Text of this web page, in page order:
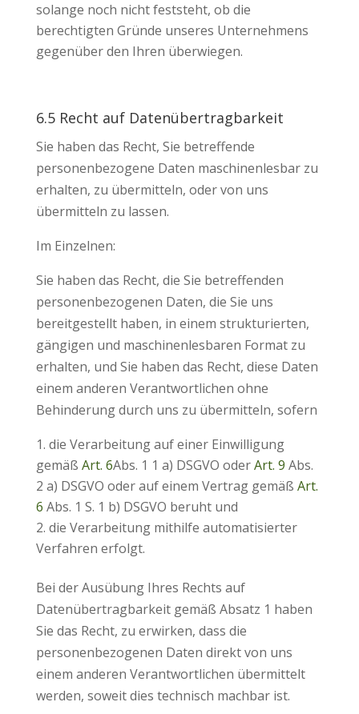
solange noch nicht feststeht, ob die
berechtigten Gründe unseres Unternehmens
gegenüber den Ihren überwiegen.
6.5 Recht auf Datenübertragbarkeit
Sie haben das Recht, Sie betreffende
personenbezogene Daten maschinenlesbar zu
erhalten, zu übermitteln, oder von uns
übermitteln zu lassen.
Im Einzelnen:
Sie haben das Recht, die Sie betreffenden
personenbezogenen Daten, die Sie uns
bereitgestellt haben, in einem strukturierten,
gängigen und maschinenlesbaren Format zu
erhalten, und Sie haben das Recht, diese Daten
einem anderen Verantwortlichen ohne
Behinderung durch uns zu übermitteln, sofern
die Verarbeitung auf einer Einwilligung
gemäß Art. 6Abs. 1 1 a) DSGVO oderArt. 9 Abs.
2 a) DSGVO oder auf einem Vertrag gemäß Art.
6 Abs. 1 S. 1 b) DSGVO beruht und
die Verarbeitung mithilfe automatisierter
Verfahren erfolgt.
Bei der Ausübung Ihres Rechts auf
Datenübertragbarkeit gemäß Absatz 1 haben
Sie das Recht, zu erwirken, dass die
personenbezogenen Daten direkt von uns
einem anderen Verantwortlichen übermittelt
werden, soweit dies technisch machbar ist.